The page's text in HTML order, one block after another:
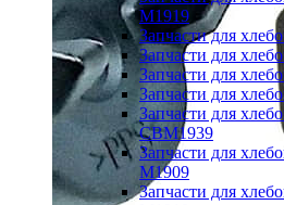
M1919
Запчасти для
Запчасти для
Запчасти для
Запчасти для
Запчасти для
CBM1939
Запчасти для
M1909
Запчасти для